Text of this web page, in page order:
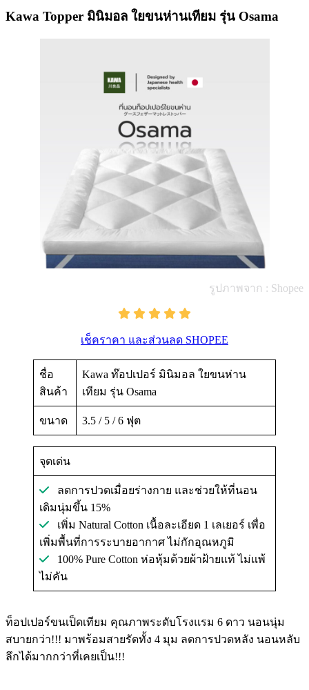
Kawa Topper มินิมอล ใยขนห่านเทียม รุ่น Osama
รูปภาพจาก : Shopee
เช็คราคา และส่วนลด SHOPEE
ชื่อ
สินค้า
Kawa ท๊อปเปอร์ มินิมอล ใยขนห่าน
เทียม รุ่น Osama
ขนาด 3.5 / 5 / 6 ฟุต
จุดเด่น
ลดการปวดเมื่อยร่างกาย และช่วยให้ที่นอน
เดิมนุ่มขึ้น 15%
เพิ่ม Natural Cotton เนื้อละเอียด 1 เลเยอร์ เพื่อ
เพิ่มพื้นที่การระบายอากาศ ไม่กักอุณหภูมิ
100% Pure Cotton ห่อหุ้มด้วยผ้าฝ้ายแท้ ไม่แพ้
ไม่คัน
ท็อปเปอร์ขนเป็ดเทียม คุณภาพระดับโรงแรม 6 ดาว นอนนุ่ม
สบายกว่า!!! มาพร้อมสายรัดทั้ง 4 มุม ลดการปวดหลัง นอนหลับ
ลึกได้มากกว่าที่เคยเป็น!!!